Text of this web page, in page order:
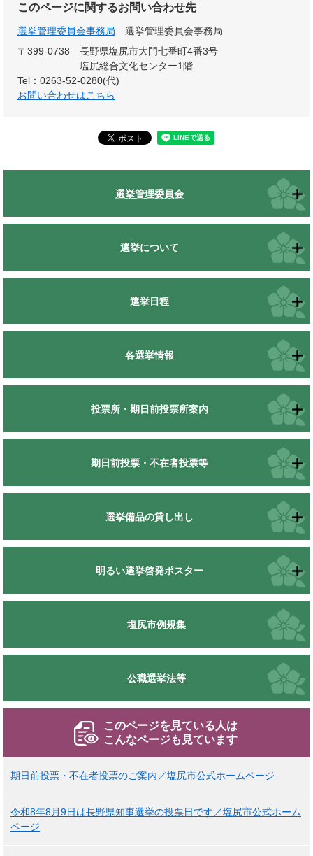
このページに関するお問い合わせ先
選挙管理委員会事務局
選挙管理委員会事務局
〒399-0738
長野県塩尻市大門七番町4番3号
塩尻総合文化センター1階
Tel：0263-52-0280(代)
お問い合わせはこちら
選挙管理委員会
選挙について
選挙日程
各選挙情報
投票所・期日前投票所案内
期日前投票・不在者投票等
選挙備品の貸し出し
明るい選挙啓発ポスター
塩尻市例規集
公職選挙法等
このページを見ている人は
こんなページも見ています
期日前投票・不在者投票のご案内／塩尻市公式ホームページ
令和8年8月9日は長野県知事選挙の投票日です／塩尻市公式ホーム
ページ